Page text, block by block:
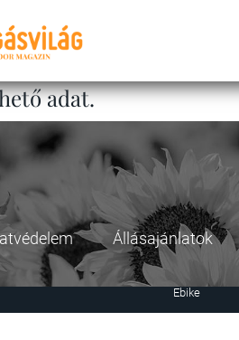
adat.
Állásajánlatok
Ebike